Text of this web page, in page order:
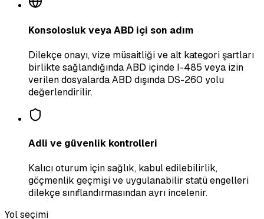
Konsolosluk veya ABD içi son adım
Dilekçe onayı, vize müsaitliği ve alt kategori şartları
birlikte sağlandığında ABD içinde I-485 veya izin
verilen dosyalarda ABD dışında DS-260 yolu
değerlendirilir.
Adli ve güvenlik kontrolleri
Kalıcı oturum için sağlık, kabul edilebilirlik,
göçmenlik geçmişi ve uygulanabilir statü engelleri
dilekçe sınıflandırmasından ayrı incelenir.
Yol seçimi